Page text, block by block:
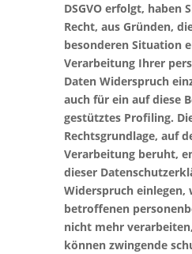
DSGVO erfolgt, haben
Recht, aus Gründen,
besonderen Situation
Verarbeitung Ihrer
Daten Widerspruch
auch für ein auf diese
gestütztes Profiling.
Rechtsgrundlage, auf
Verarbeitung beruht,
dieser
Widerspruch einlegen,
betroffenen
nicht mehr
können zwingende